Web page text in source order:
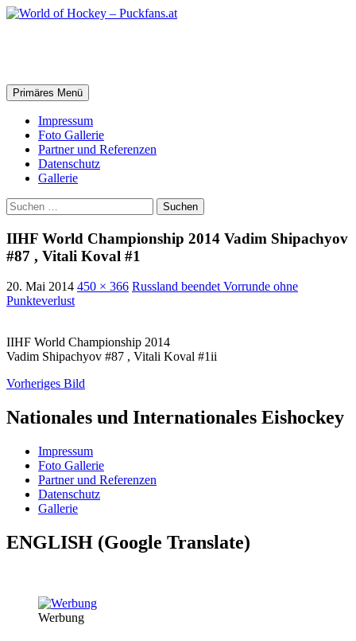
Zum
Suchen
Primäres Menü
Impressum
Foto Gallerie
Partner und Referenzen
Datenschutz
Gallerie
Suchen
nach:
IIHF World Championship 2014 Vadim Shipachyov
#87 , Vitali Koval #1
20. Mai 2014 450 × 366 Russland beendet Vorrunde ohne
Punkteverlust
IIHF World Championship 2014
Vadim Shipachyov #87 , Vitali Koval #1ii
Vorheriges Bild
Nationales und Internationales Eishockey
Impressum
Foto Gallerie
Partner und Referenzen
Datenschutz
Gallerie
ENGLISH (Google Translate)
Werbung